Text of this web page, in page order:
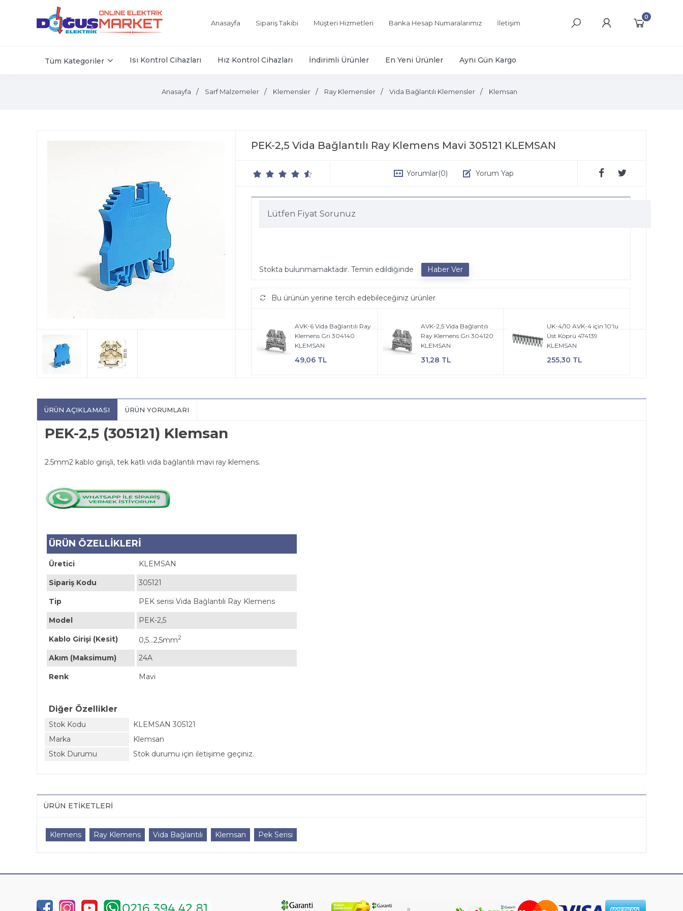
Anasayfa Sipariş Takibi Müşteri Hizmetleri Banka Hesap Numaralarımız İletişim
0
Tüm Kategoriler Isı Kontrol Cihazları Hız Kontrol Cihazları İndirimli Ürünler En Yeni Ürünler Aynı Gün Kargo
Anasayfa Sarf Malzemeler Klemensler Ray Klemensler Vida Bağlantılı Klemensler Klemsan
PEK-2,5 Vida Bağlantılı Ray Klemens Mavi 305121 KLEMSAN
Yorumlar(0) Yorum Yap
Lütfen Fiyat Sorunuz
Stokta bulunmamaktadır. Temin edildiğinde
Bu ürünün yerine tercih edebileceğiniz ürünler
AVK-6 Vida Bağlantılı Ray
Klemens Gri 304140
KLEMSAN
49,06 TL
AVK-2,5 Vida Bağlantılı
Ray Klemens Gri 304120
KLEMSAN
31,28 TL
UK-4/10 AVK-4 için 10'lu
Üst Köprü 474139
KLEMSAN
255,30 TL
ÜRÜN AÇIKLAMASI ÜRÜN YORUMLARI
PEK-2,5 (305121) Klemsan
2.5mm2 kablo girişli, tek katlı vida bağlantılı mavi ray klemens.
ÜRÜN ÖZELLİKLERİ
Üretici KLEMSAN
Sipariş Kodu 305121
Tip PEK serisi Vida Bağlantılı Ray Klemens
Model PEK-2,5
Kablo Girişi (Kesit) 0,5...2,5mm2
Akım (Maksimum) 24A
Renk Mavi
Diğer Özellikler
Stok Kodu
KLEMSAN 305121
Marka
Klemsan
Stok Durumu
Stok durumu için iletişime geçiniz.
ÜRÜN ETIKETLERI
Klemens Ray Klemens Vida Bağlantılı Klemsan Pek Serisi